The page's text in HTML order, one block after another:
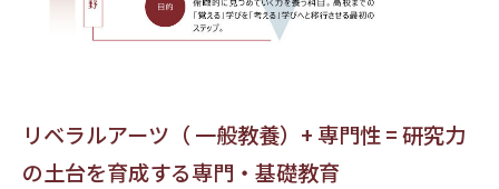
リベラルアーツ（ 一般教養）+ 専門性 = 研究力
の土台を育成する専門・基礎教育